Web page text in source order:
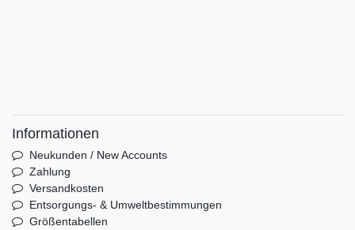
Informationen
Neukunden / New Accounts
Zahlung
Versandkosten
Entsorgungs- & Umweltbestimmungen
Größentabellen